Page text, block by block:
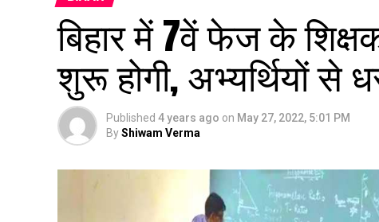
बिहार में 7वें फेज के
शुरू होगी, अभ्यर्थियों से
Published 4 years ago on May 27, 2022, 5:01 PM
ByShiwam Verma